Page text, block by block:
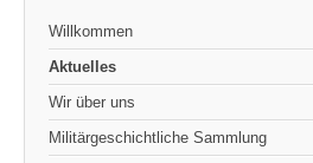
Willkommen
Aktuelles
Wir über uns
Militärgeschichtliche Sammlung